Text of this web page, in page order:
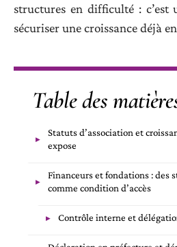
structures en difficulté :
sécuriser une croissance déjà
Table des
Statuts d’association et
expose
Financeurs et fondations : des
comme condition d’accès
Contrôle interne et